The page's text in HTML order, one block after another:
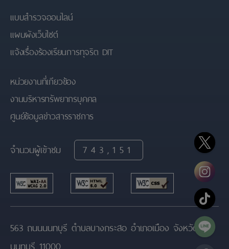
แบบสำรวจออนไลน์
แผนผังเว็บไซต์
แจ้งเรื่องร้องเรียนการทุจริต DIT
หน่วยงานที่เกียวข้อง
งานบริหารทรัพยากรบุคคล
ศูนย์ข้อมูลข่าวสารราชการ
จำนวนผู้เข้าชม 743,151
563 ถนนนนทบุรี ตำบลบางกระสอ อำเภอเมือง จังหวัด